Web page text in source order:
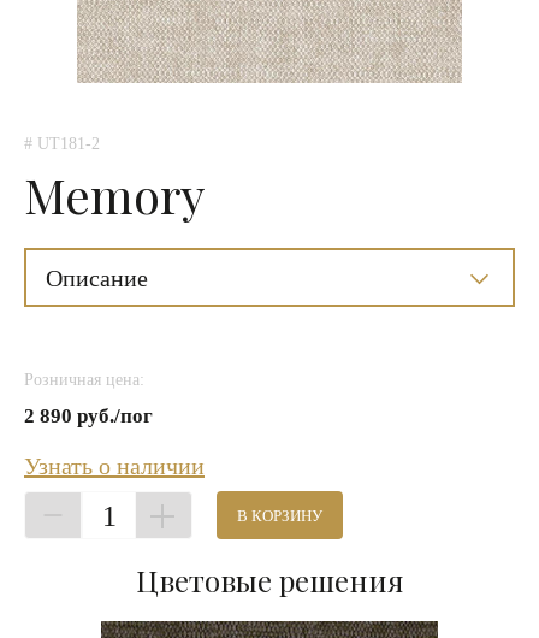
# UT181-2
Memory
Описание
Розничная цена:
2 890 руб./пог
Узнать о наличии
1 В КОРЗИНУ
Цветовые решения